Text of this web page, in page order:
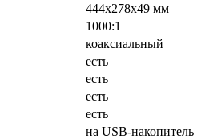
444x278x49 мм
1000:1
коаксиальный
есть
есть
есть
есть
на USB-накопитель